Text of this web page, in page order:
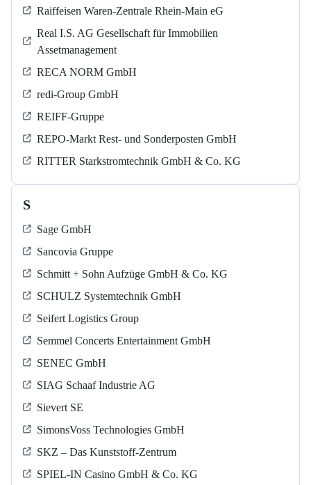
Raiffeisen Waren-Zentrale Rhein-Main eG
Real I.S. AG Gesellschaft für Immobilien
Assetmanagement
RECA NORM GmbH
redi-Group GmbH
REIFF-Gruppe
REPO-Markt Rest- und Sonderposten GmbH
RITTER Starkstromtechnik GmbH & Co. KG
S
Sage GmbH
Sancovia Gruppe
Schmitt + Sohn Aufzüge GmbH & Co. KG
SCHULZ Systemtechnik GmbH
Seifert Logistics Group
Semmel Concerts Entertainment GmbH
SENEC GmbH
SIAG Schaaf Industrie AG
Sievert SE
SimonsVoss Technologies GmbH
SKZ – Das Kunststoff-Zentrum
SPIEL-IN Casino GmbH & Co. KG